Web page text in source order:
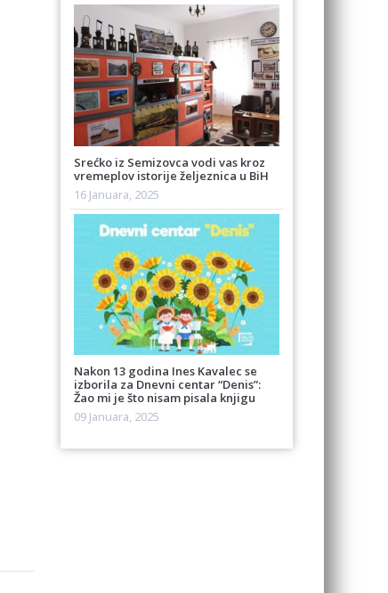
Srećko iz Semizovca vodi vas kroz
vremeplov istorije željeznica u BiH
16 Januara, 2025
Nakon 13 godina Ines Kavalec se
izborila za Dnevni centar “Denis”:
Žao mi je što nisam pisala knjigu
09 Januara, 2025